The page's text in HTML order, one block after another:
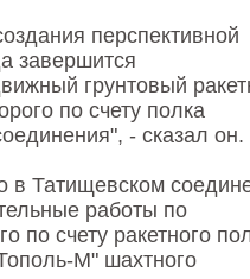
перспективной
завершится
грунтовый
по счету полка
- сказал он.
в Татищевском
работы по
по счету ракетного
М" шахтного